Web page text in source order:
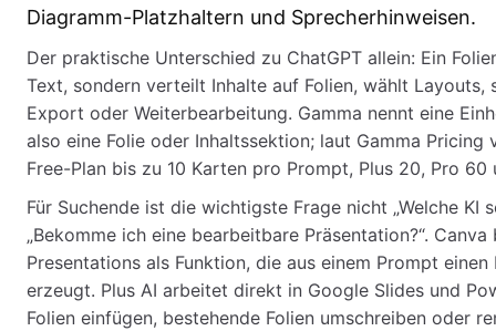
Diagramm-Platzhaltern und Sprecherhinweisen.
Der praktische Unterschied zu ChatGPT allein: Ein
Text, sondern verteilt Inhalte auf Folien, wählt
Export oder Weiterbearbeitung. Gamma nennt eine
also eine Folie oder Inhaltssektion; laut Gamma Pricing
Free-Plan bis zu 10 Karten pro Prompt, Plus 20, Pro 60
Für Suchende ist die wichtigste Frage nicht „Welche KI
„Bekomme ich eine bearbeitbare Präsentation?“.
Presentations als Funktion, die aus einem Prompt
erzeugt. Plus AI arbeitet direkt in Google Slides und
Folien einfügen, bestehende Folien umschreiben oder